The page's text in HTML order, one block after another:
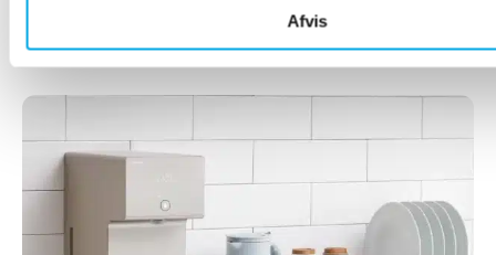
Afvis
Læs mere